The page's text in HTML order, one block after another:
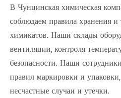
В Чунцинская химическая
соблюдаем правила хранения и
химикатов. Наши склады
вентиляции, контроля
безопасности. Наши
правил маркировки и
несчастные случаи и утечки.